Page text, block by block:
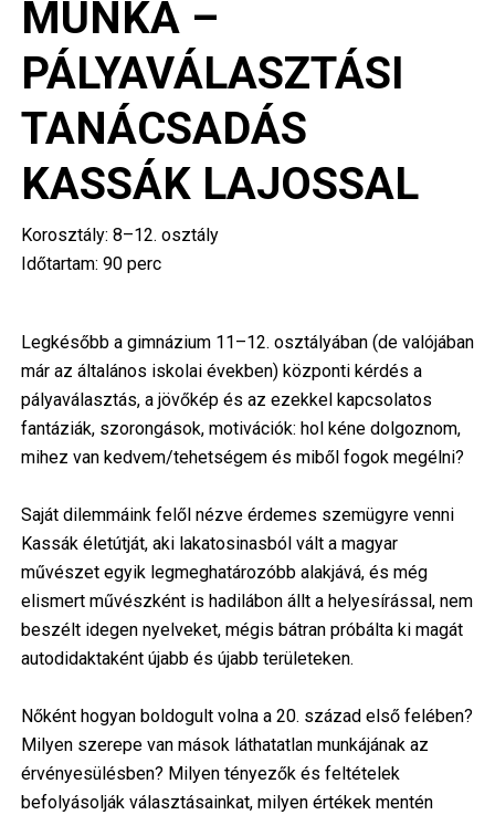
MUNKA –
PÁLYAVÁLASZTÁSI
TANÁCSADÁS
KASSÁK LAJOSSAL
Korosztály: 8–12. osztály
Időtartam: 90 perc
Legkésőbb a gimnázium 11–12. osztályában (de valójában
már az általános iskolai években) központi kérdés a
pályaválasztás, a jövőkép és az ezekkel kapcsolatos
fantáziák, szorongások, motivációk: hol kéne dolgoznom,
mihez van kedvem/tehetségem és miből fogok megélni?
Saját dilemmáink felől nézve érdemes szemügyre venni
Kassák életútját, aki lakatosinasból vált a magyar
művészet egyik legmeghatározóbb alakjává, és még
elismert művészként is hadilábon állt a helyesírással, nem
beszélt idegen nyelveket, mégis bátran próbálta ki magát
autodidaktaként újabb és újabb területeken.
Nőként hogyan boldogult volna a 20. század első felében?
Milyen szerepe van mások láthatatlan munkájának az
érvényesülésben? Milyen tényezők és feltételek
befolyásolják választásainkat, milyen értékek mentén